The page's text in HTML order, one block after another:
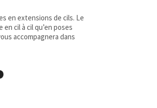
en extensions de cils. Le
cil à cil qu’en poses
accompagnera dans